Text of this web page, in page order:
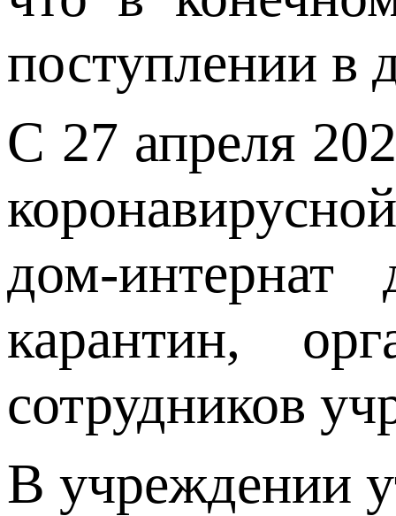
поступлении в
С 27 апреля
дом-
карантин,
сотрудников
В учреждении